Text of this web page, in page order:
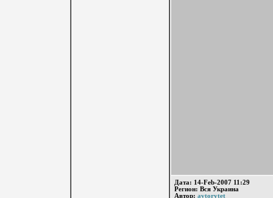
Дата: 14-Feb-2007 11:29
Регион: Вся Украина
Автор: avtorytet